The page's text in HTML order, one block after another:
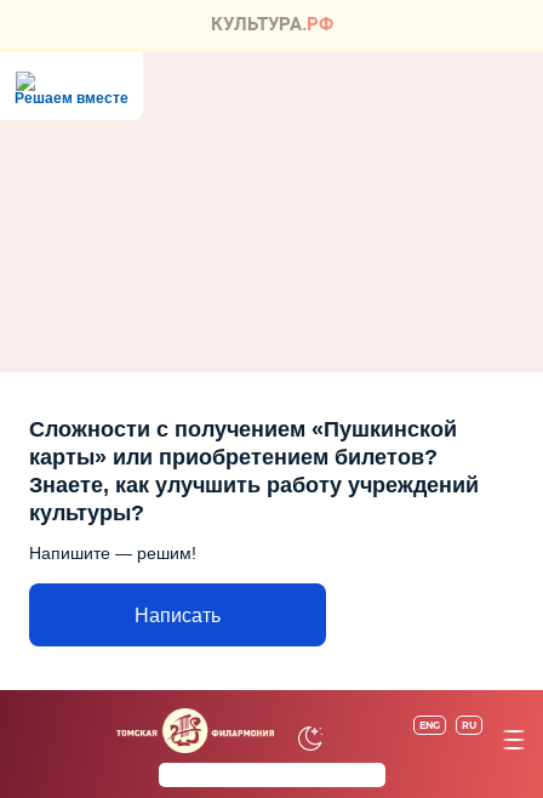
Решаем вместе
Сложности с получением «Пушкинской
карты» или приобретением билетов?
Знаете, как улучшить работу учреждений
культуры?
Напишите — решим!
Написать
ENG RU